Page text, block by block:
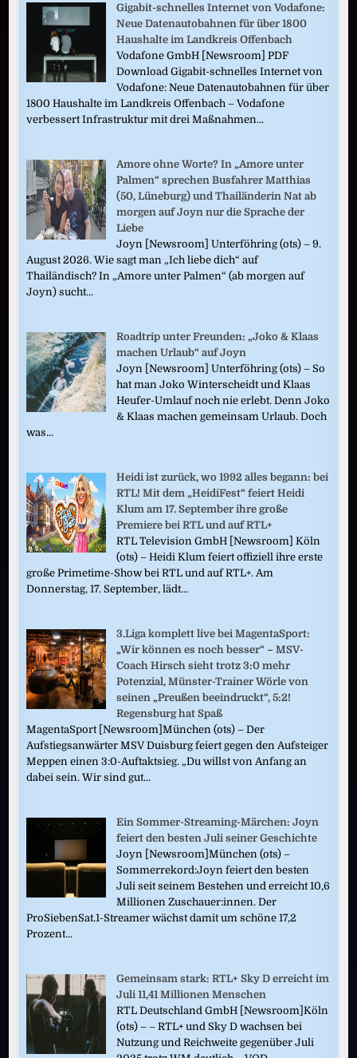
Gigabit-schnelles Internet von Vodafone:
Neue Datenautobahnen für über 1800
Haushalte im Landkreis Offenbach
Vodafone GmbH [Newsroom] PDF
Download Gigabit-schnelles Internet von
Vodafone: Neue Datenautobahnen für über
1800 Haushalte im Landkreis Offenbach – Vodafone
verbessert Infrastruktur mit drei Maßnahmen...
Amore ohne Worte? In „Amore unter
Palmen“ sprechen Busfahrer Matthias
(50, Lüneburg) und Thailänderin Nat ab
morgen auf Joyn nur die Sprache der
Liebe
Joyn [Newsroom] Unterföhring (ots) – 9.
August 2026. Wie sagt man „Ich liebe dich“ auf
Thailändisch? In „Amore unter Palmen“ (ab morgen auf
Joyn) sucht...
Roadtrip unter Freunden: „Joko & Klaas
machen Urlaub“ auf Joyn
Joyn [Newsroom] Unterföhring (ots) – So
hat man Joko Winterscheidt und Klaas
Heufer-Umlauf noch nie erlebt. Denn Joko
& Klaas machen gemeinsam Urlaub. Doch
was...
Heidi ist zurück, wo 1992 alles begann: bei
RTL! Mit dem „HeidiFest“ feiert Heidi
Klum am 17. September ihre große
Premiere bei RTL und auf RTL+
RTL Television GmbH [Newsroom] Köln
(ots) – Heidi Klum feiert offiziell ihre erste
große Primetime-Show bei RTL und auf RTL+. Am
Donnerstag, 17. September, lädt...
3.Liga komplett live bei MagentaSport:
„Wir können es noch besser“ – MSV-
Coach Hirsch sieht trotz 3:0 mehr
Potenzial, Münster-Trainer Wörle von
seinen „Preußen beeindruckt“, 5:2!
Regensburg hat Spaß
MagentaSport [Newsroom]München (ots) – Der
Aufstiegsanwärter MSV Duisburg feiert gegen den Aufsteiger
Meppen einen 3:0-Auftaktsieg. „Du willst von Anfang an
dabei sein. Wir sind gut...
Ein Sommer-Streaming-Märchen: Joyn
feiert den besten Juli seiner Geschichte
Joyn [Newsroom]München (ots) –
Sommerrekord:Joyn feiert den besten
Juli seit seinem Bestehen und erreicht 10,6
Millionen Zuschauer:innen. Der
ProSiebenSat.1-Streamer wächst damit um schöne 17,2
Prozent...
Gemeinsam stark: RTL+ Sky D erreicht im
Juli 11,41 Millionen Menschen
RTL Deutschland GmbH [Newsroom]Köln
(ots) – – RTL+ und Sky D wachsen bei
Nutzung und Reichweite gegenüber Juli